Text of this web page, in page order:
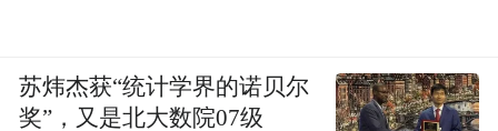
苏炜杰获“统计学界的诺贝尔
奖”，又是北大数院07级